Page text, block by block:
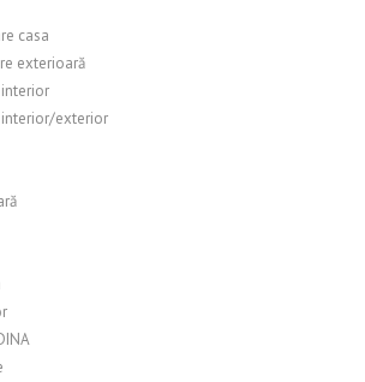
casa
exterioară
interior/exterior